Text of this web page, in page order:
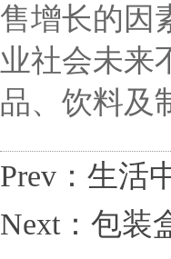
售增长的因
业社会未来
品、饮料及
Prev：生活
Next：包装